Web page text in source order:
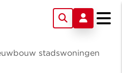
stadswoningen